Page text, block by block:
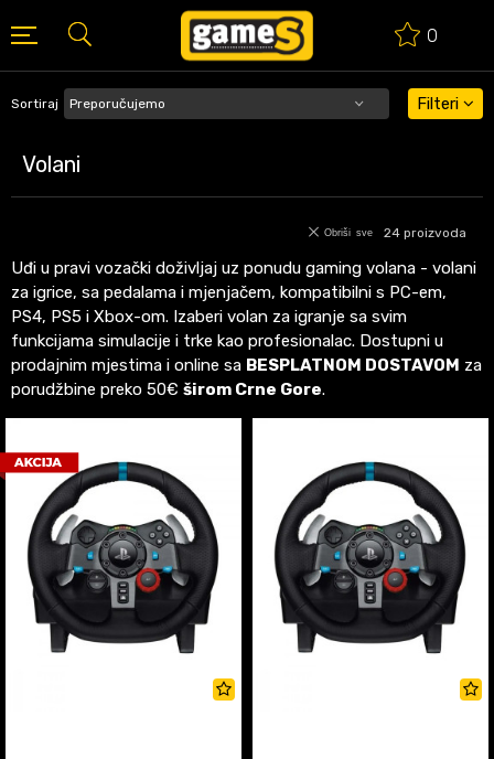
0
BESPLATNA ISPORUKA PORUDŽBINA PREKO 50 EUR
Volani
Sortiraj Filteri
24 proizvoda
Obriši sve
Uđi u pravi vozački doživljaj uz ponudu gaming volana - volani
za igrice, sa pedalama i mjenjačem, kompatibilni s PC-em,
PS4, PS5 i Xbox-om. Izaberi volan za igranje sa svim
funkcijama simulacije i trke kao profesionalac. Dostupni u
prodajnim mjestima i online sa BESPLATNOM DOSTAVOM za
porudžbine preko 50€ širom Crne Gore.